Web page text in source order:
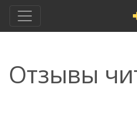
Отзывы